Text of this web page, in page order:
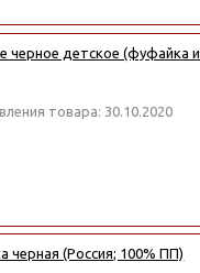
черное детское (фуфайка
товара: 30.10.2020
черная (Россия; 100% ПП)